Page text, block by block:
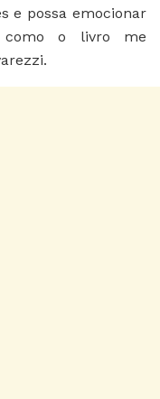
e possa emocionar
o livro me